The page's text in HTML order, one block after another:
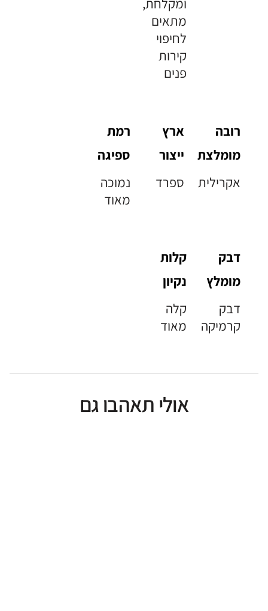
מתאים
לחיפוי
קירות
פנים
רובה
מומלצת
אקרילית
ארץ
ייצור
ספרד
רמת
ספיגה
נמוכה
מאוד
דבק
מומלץ
דבק
קרמיקה
קלות
נקיון
קלה
מאוד
אולי תאהבו גם